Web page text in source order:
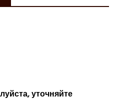
уточняйте